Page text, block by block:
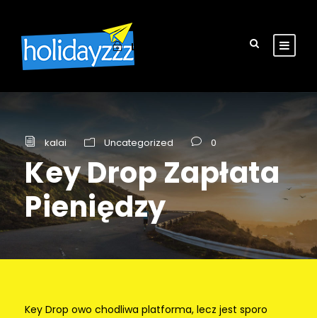
Login
kalai Uncategorized 0
Key Drop Zapłata
Pieniędzy
Key Drop owo chodliwa platforma, lecz jest sporo